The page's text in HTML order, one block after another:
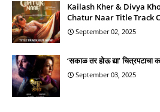
Kailash Kher & Divya
Chatur Naar Title Track
September 02, 2025
‘सकाळ तर होऊ द्या’ चित्रपटाचा
September 03, 2025